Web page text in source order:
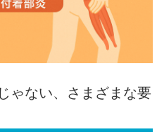
ゃない、さまざまな要